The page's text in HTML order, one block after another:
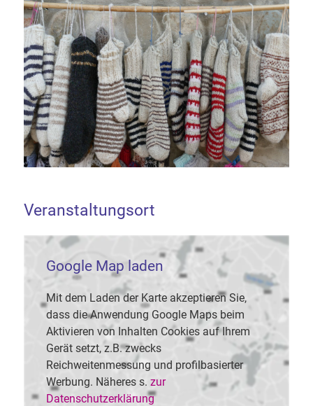
Veranstaltungsort
Google Map laden
Mit dem Laden der Karte akzeptieren Sie,
dass die Anwendung Google Maps beim
Aktivieren von Inhalten Cookies auf Ihrem
Gerät setzt, z.B. zwecks
Reichweitenmessung und profilbasierter
Werbung. Näheres s. zur
Datenschutzerklärung